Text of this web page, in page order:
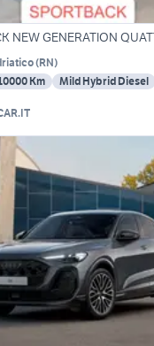
NEW GENERATION
(RN)
Km Mild Hybrid Diesel